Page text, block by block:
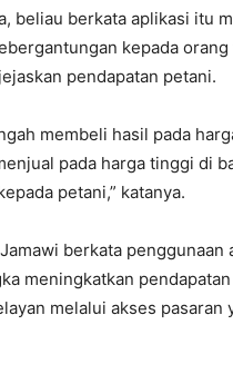
beliau berkata aplikasi itu
kepada orang
pendapatan petani.
membeli hasil pada
pada harga tinggi di
petani,” katanya.
berkata penggunaan
meningkatkan
melalui akses pasaran